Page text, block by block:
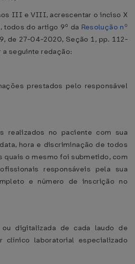
III e VIII, acrescentar o inciso X
todos do artigo 9º da Resolução nº
de 27-04-2020, Seção 1, pp. 112-
a seguinte redação:
prestados pelo responsável
realizados no paciente com sua
hora e discriminação de todos
quais o mesmo foi submetido, com
responsáveis pela sua
e número de inscrição no
digitalizada de cada laudo de
clínico laboratorial especializado